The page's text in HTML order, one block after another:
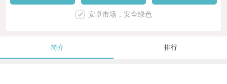
安卓市场，安全绿色
简介 排行